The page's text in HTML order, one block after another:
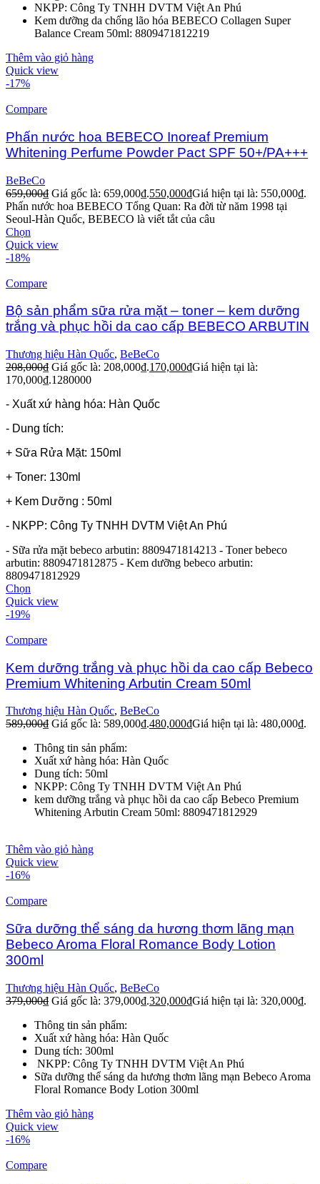
NKPP: Công Ty TNHH DVTM Việt An Phú
Kem dưỡng da chống lão hóa BEBECO Collagen Super
Balance Cream 50ml: 8809471812219
Thêm vào giỏ hàng
Quick view
-17%
Compare
Phấn nước hoa BEBECO Inoreaf Premium
Whitening Perfume Powder Pact SPF 50+/PA+++
BeBeCo
659,000₫ Giá gốc là: 659,000₫.550,000₫Giá hiện tại là: 550,000₫.
Phấn nước hoa BEBECO Tổng Quan: Ra đời từ năm 1998 tại
Seoul-Hàn Quốc, BEBECO là viết tắt của câu
Chọn
Quick view
-18%
Compare
Bộ sản phẩm sữa rửa mặt – toner – kem dưỡng
trắng và phục hồi da cao cấp BEBECO ARBUTIN
Thương hiệu Hàn Quốc, BeBeCo
208,000₫ Giá gốc là: 208,000₫.170,000₫Giá hiện tại là:
170,000₫.1280000
- Xuất xứ hàng hóa: Hàn Quốc
- Dung tích:
+ Sữa Rửa Mặt: 150ml
+ Toner: 130ml
+ Kem Dưỡng : 50ml
- NKPP: Công Ty TNHH DVTM Việt An Phú
- Sữa rửa mặt bebeco arbutin: 8809471814213 - Toner bebeco
arbutin: 8809471812875 - Kem dưỡng bebeco arbutin:
8809471812929
Chọn
Quick view
-19%
Compare
Kem dưỡng trắng và phục hồi da cao cấp Bebeco
Premium Whitening Arbutin Cream 50ml
Thương hiệu Hàn Quốc, BeBeCo
589,000₫ Giá gốc là: 589,000₫.480,000₫Giá hiện tại là: 480,000₫.
Thông tin sản phẩm:
Xuất xứ hàng hóa: Hàn Quốc
Dung tích: 50ml
NKPP: Công Ty TNHH DVTM Việt An Phú
kem dưỡng trắng và phục hồi da cao cấp Bebeco Premium
Whitening Arbutin Cream 50ml: 8809471812929
Thêm vào giỏ hàng
Quick view
-16%
Compare
Sữa dưỡng thể sáng da hương thơm lãng mạn
Bebeco Aroma Floral Romance Body Lotion
300ml
Thương hiệu Hàn Quốc, BeBeCo
379,000₫ Giá gốc là: 379,000₫.320,000₫Giá hiện tại là: 320,000₫.
Thông tin sản phẩm:
Xuất xứ hàng hóa: Hàn Quốc
Dung tích: 300ml
NKPP: Công Ty TNHH DVTM Việt An Phú
Sữa dưỡng thể sáng da hương thơm lãng mạn Bebeco Aroma
Floral Romance Body Lotion 300ml
Thêm vào giỏ hàng
Quick view
-16%
Compare